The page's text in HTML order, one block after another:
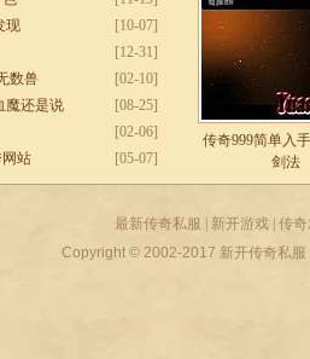
[10-07]
现
[12-31]
[02-10]
数兽
[08-25]
魔还是说
[02-06]
[05-07]
网站
传奇999简单入
剑法
最新传奇私服 新开游戏 传
Copyright © 2002-2017 新开传奇私服